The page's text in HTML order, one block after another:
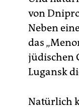
von
Neben
das
jüdischen
Lugansk
Natürlich